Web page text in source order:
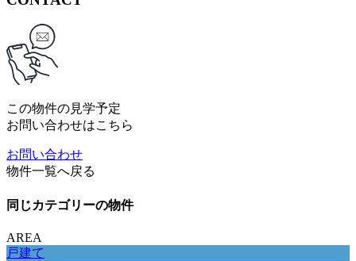
この物件の見学予定
お問い合わせはこちら
お問い合わせ
物件一覧へ戻る
同じカテゴリーの物件
AREA
戸建て